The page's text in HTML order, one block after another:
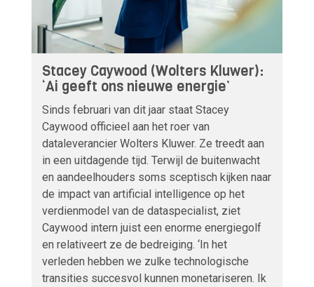
Stacey Caywood (Wolters Kluwer):
‘Ai geeft ons nieuwe energie’
Sinds februari van dit jaar staat Stacey
Caywood officieel aan het roer van
dataleverancier Wolters Kluwer. Ze treedt aan
in een uitdagende tijd. Terwijl de buitenwacht
en aandeelhouders soms sceptisch kijken naar
de impact van artificial intelligence op het
verdienmodel van de dataspecialist, ziet
Caywood intern juist een enorme energiegolf
en relativeert ze de bedreiging. ‘In het
verleden hebben we zulke technologische
transities succesvol kunnen monetariseren. Ik